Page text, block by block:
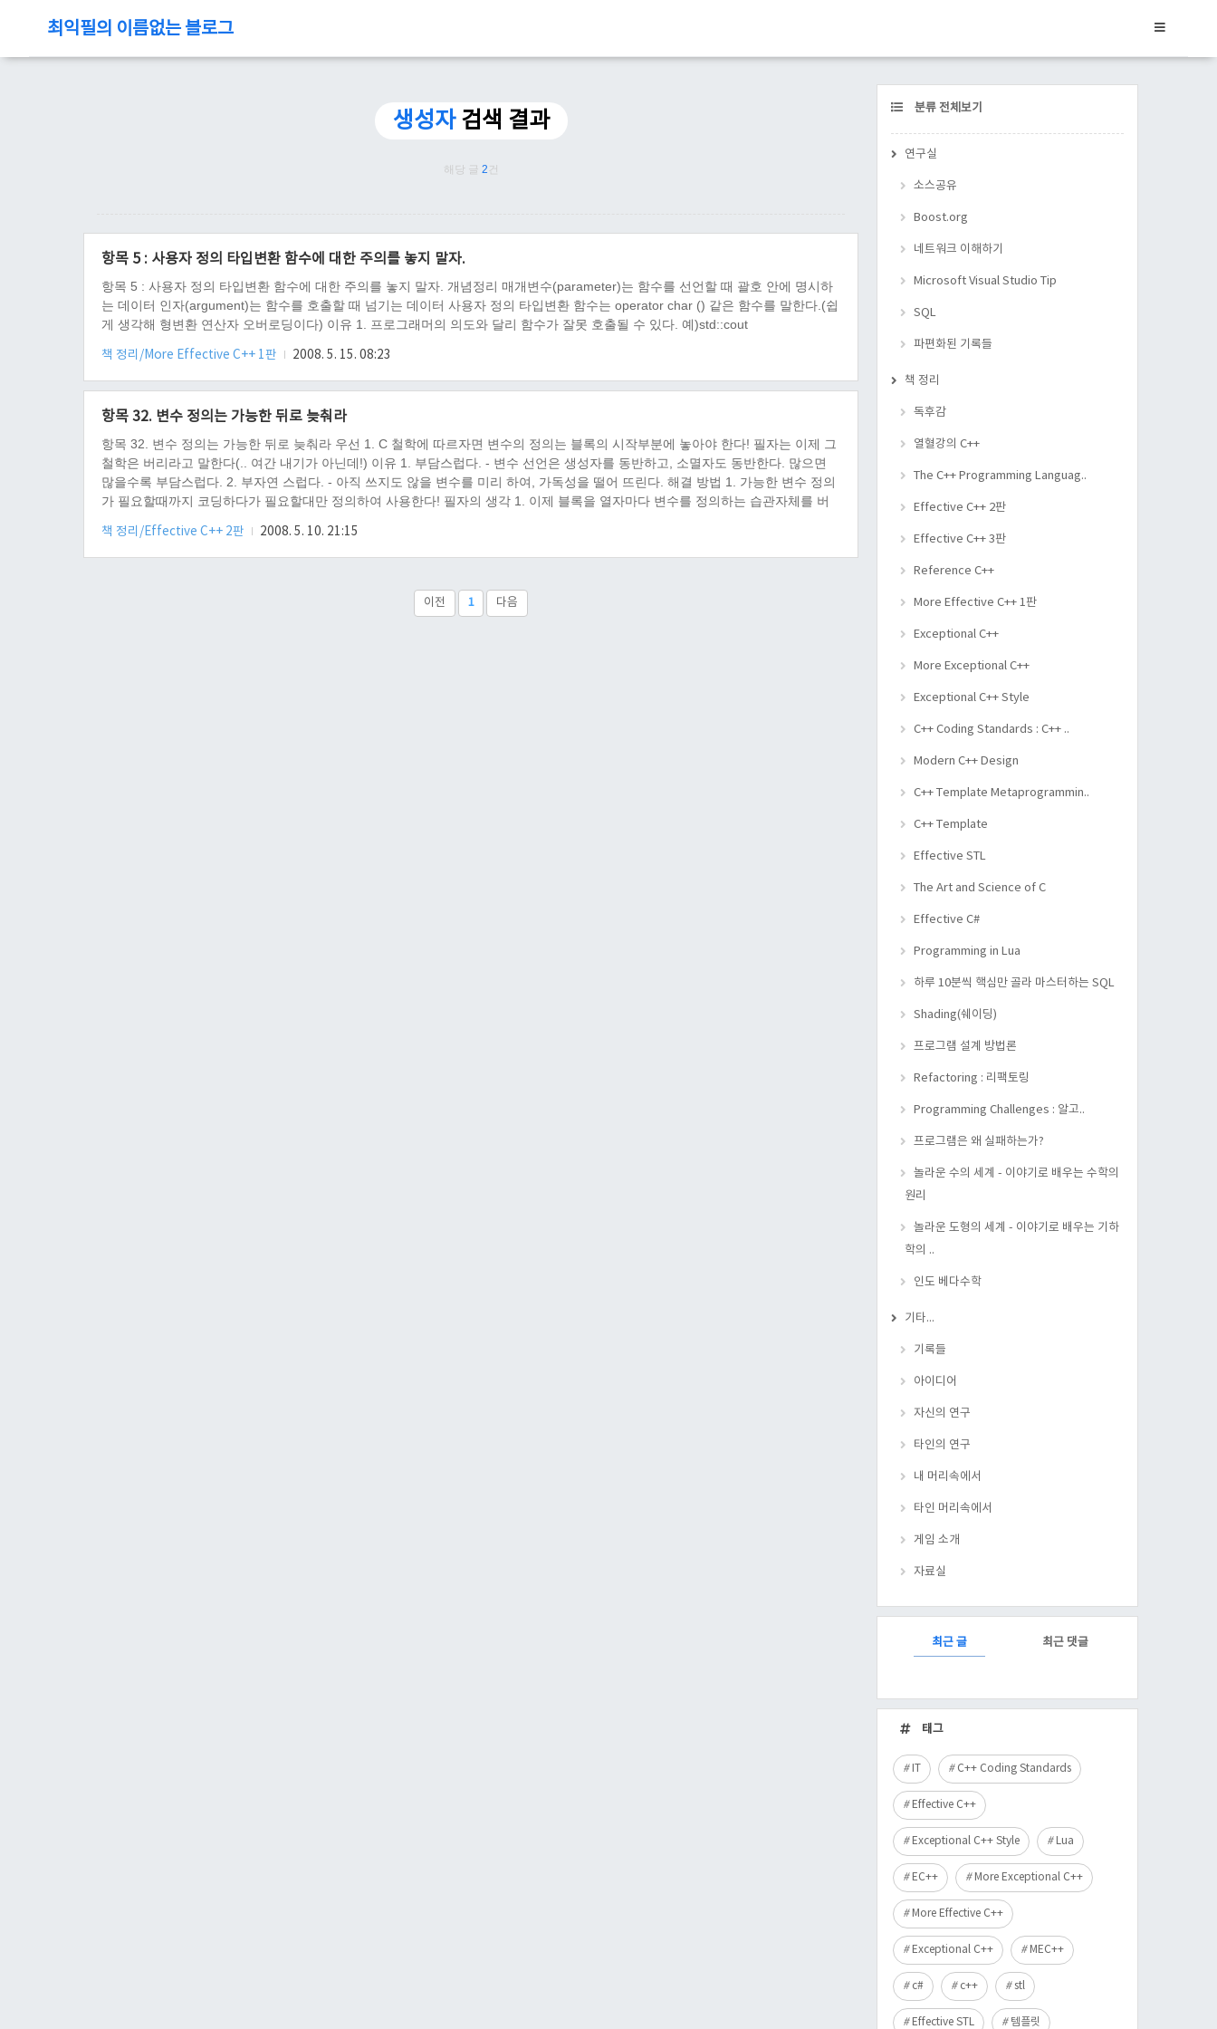
최익필의 이름없는 블로그
생성자 검색 결과
해당 글 2 건
항목 5 : 사용자 정의 타입변환 함수에 대한 주의를 놓지 말자.
항목 5 : 사용자 정의 타입변환 함수에 대한 주의를 놓지 말자. 개념정리 매개변수(parameter)는 함수를 선언할 때 괄호 안에 명시하
는 데이터 인자(argument)는 함수를 호출할 때 넘기는 데이터 사용자 정의 타입변환 함수는 operator char () 같은 함수를 말한다.(쉽
게 생각해 형변환 연산자 오버로딩이다) 이유 1. 프로그래머의 의도와 달리 함수가 잘못 호출될 수 있다. 예)std::cout
책 정리/More Effective C++ 1판 2008. 5. 15. 08:23
항목 32. 변수 정의는 가능한 뒤로 늦춰라
항목 32. 변수 정의는 가능한 뒤로 늦춰라 우선 1. C 철학에 따르자면 변수의 정의는 블록의 시작부분에 놓아야 한다! 필자는 이제 그
철학은 버리라고 말한다(.. 여간 내기가 아닌데!) 이유 1. 부담스럽다. - 변수 선언은 생성자를 동반하고, 소멸자도 동반한다. 많으면
많을수록 부담스럽다. 2. 부자연 스럽다. - 아직 쓰지도 않을 변수를 미리 하여, 가독성을 떨어 뜨린다. 해결 방법 1. 가능한 변수 정의
가 필요할때까지 코딩하다가 필요할대만 정의하여 사용한다! 필자의 생각 1. 이제 블록을 열자마다 변수를 정의하는 습관자체를 버
데, VC2005 C++ 에서 조건문..
책 정리/Effective C++ 2판 2008. 5. 10. 21:15
이전 1 다음
CATEGORY
분류 전체보기
연구실
소스공유
Boost.org
네트워크 이해하기
Microsoft Visual Studio Tip
SQL
파편화된 기록들
책 정리
독후감
열혈강의 C++
The C++ Programming Languag..
Effective C++ 2판
Effective C++ 3판
Reference C++
More Effective C++ 1판
Exceptional C++
More Exceptional C++
Exceptional C++ Style
C++ Coding Standards : C++ ..
Modern C++ Design
C++ Template Metaprogrammin..
C++ Template
Effective STL
The Art and Science of C
Effective C#
Programming in Lua
하루 10분씩 핵심만 골라 마스터하는 SQL
Shading(쉐이딩)
프로그램 설계 방법론
Refactoring : 리팩토링
Programming Challenges : 알고..
프로그램은 왜 실패하는가?
놀라운 수의 세계 - 이야기로 배우는 수학의
원리
놀라운 도형의 세계 - 이야기로 배우는 기하
학의 ..
인도 베다수학
기타...
기록들
아이디어
자신의 연구
타인의 연구
내 머리속에서
타인 머리속에서
게임 소개
자료실
RECENTLY최근 글 최근 댓글
근
글
태그
IT C++ Coding Standards
Effective C++
Exceptional C++ Style Lua
EC++ More Exceptional C++
More Effective C++
Exceptional C++ MEC++
c# c++ stl
Effective STL 템플릿